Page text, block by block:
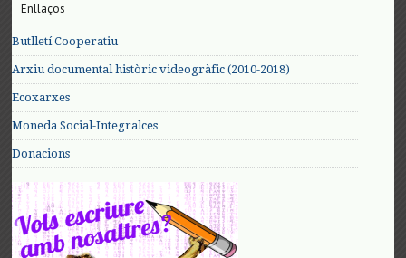
Enllaços
Butlletí Cooperatiu
Arxiu documental històric videogràfic (2010-2018)
Ecoxarxes
Moneda Social-Integralces
Donacions